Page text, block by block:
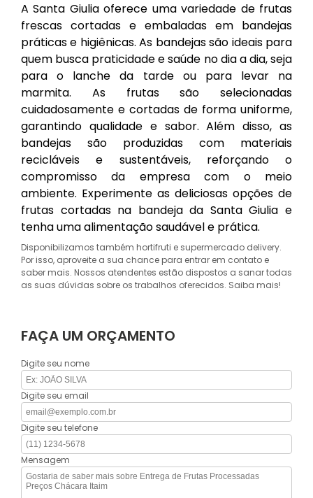
A Santa Giulia oferece uma variedade de frutas
frescas cortadas e embaladas em bandejas
práticas e higiênicas. As bandejas são ideais para
quem busca praticidade e saúde no dia a dia, seja
para o lanche da tarde ou para levar na
marmita. As frutas são selecionadas
cuidadosamente e cortadas de forma uniforme,
garantindo qualidade e sabor. Além disso, as
bandejas são produzidas com materiais
recicláveis e sustentáveis, reforçando o
compromisso da empresa com o meio
ambiente. Experimente as deliciosas opções de
frutas cortadas na bandeja da Santa Giulia e
tenha uma alimentação saudável e prática.
Disponibilizamos também hortifruti e supermercado delivery.
Por isso, aproveite a sua chance para entrar em contato e
saber mais. Nossos atendentes estão dispostos a sanar todas
as suas dúvidas sobre os trabalhos oferecidos. Saiba mais!
FAÇA UM ORÇAMENTO
Digite seu nome
Digite seu email
Digite seu telefone
Mensagem